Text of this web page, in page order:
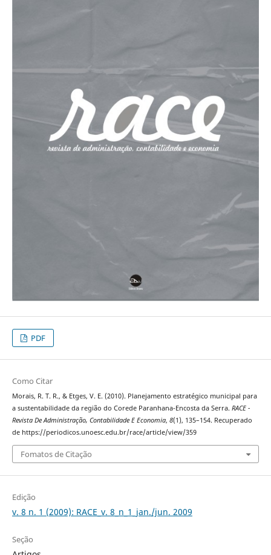
PDF
Como Citar
Morais, R. T. R., & Etges, V. E. (2010). Planejamento estratégico municipal para
a sustentabilidade da região do Corede Paranhana-Encosta da Serra. RACE -
Revista De Administração, Contabilidade E Economia, 8(1), 135–154. Recuperado
de https://periodicos.unoesc.edu.br/race/article/view/359
Fomatos de Citação
Edição
v. 8 n. 1 (2009): RACE_v. 8_n_1_jan./jun. 2009
Seção